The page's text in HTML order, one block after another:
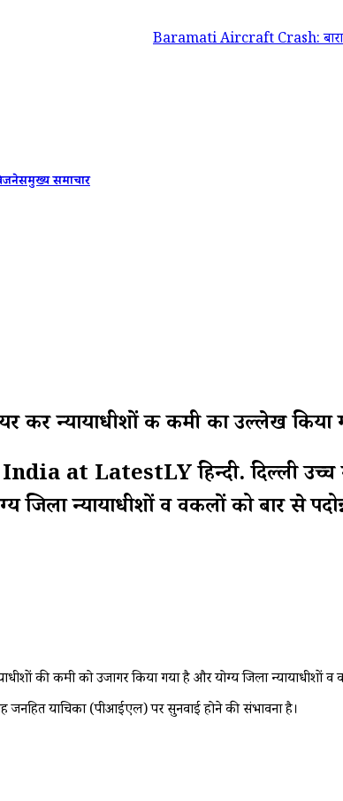
Baramati Aircraft Crash: बारामती
मुख्य समाचार
कर न्यायाधीशों की कमी का उल्लेख किया
at LatestLY हिन्दी. दिल्ली उच्च
न्यायाधीशों व वकीलों को बार से
की कमी को उजागर किया गया है और योग्य जिला न्यायाधीशों व
जनहित याचिका (पीआईएल) पर सुनवाई होने की संभावना है।